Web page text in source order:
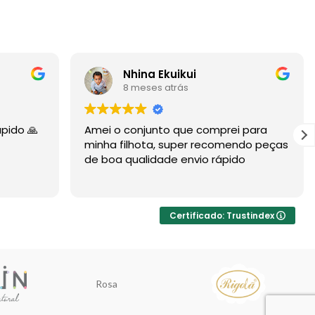
🙏
Nhina Ekuikui
8 meses atrás
Amei o conjunto que comprei para
minha filhota, super recomendo peças
de boa qualidade envio rápido
Certificado: Trustindex
Rosa